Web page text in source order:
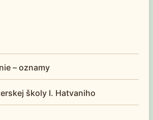
– oznamy
školy I. Hatvaniho